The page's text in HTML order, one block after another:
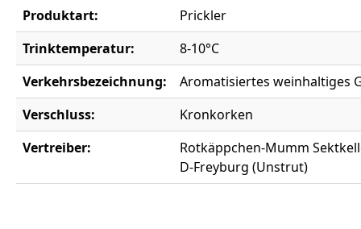
Produktart:
Prickler
Trinktemperatur:
8-10°C
Verkehrsbezeichnung:
Aromatisiertes weinhaltiges
Verschluss:
Kronkorken
Vertreiber:
Rotkäppchen-Mumm
D-Freyburg (Unstrut)